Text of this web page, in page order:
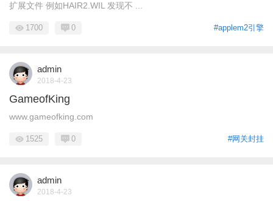
扩展文件 例如HAIR2.WIL 发现不 ...
#applem2引擎
1700 0
admin
2018-4-23
GameofKing
www.gameofking.com
#网关封挂
1525 0
admin
2018-4-23